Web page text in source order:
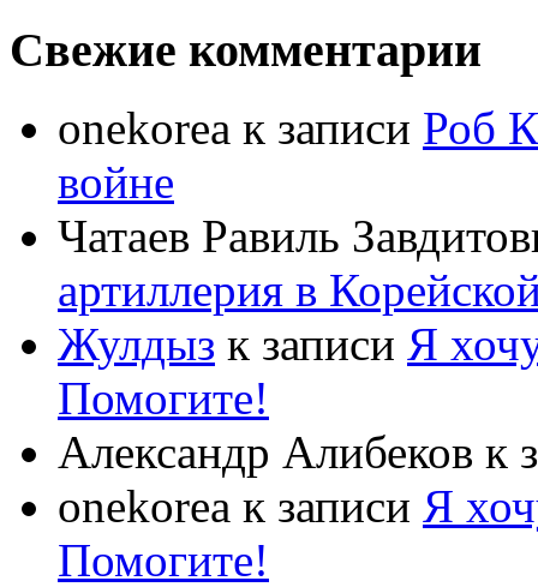
Свежие комментарии
onekorea к записи Роб
войне
Чатаев Равиль
артиллерия в
Жулдыз к записи Я
Помогите!
Александр Алибеков к
onekorea к записи Я
Помогите!